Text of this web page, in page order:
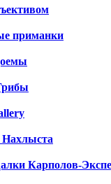
приманки
Нахлыста
Карполов-